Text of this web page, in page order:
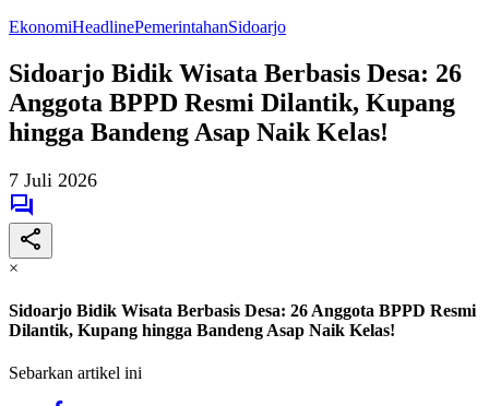
EkonomiHeadlinePemerintahanSidoarjo
Sidoarjo Bidik Wisata Berbasis Desa: 26
Anggota BPPD Resmi Dilantik, Kupang
hingga Bandeng Asap Naik Kelas!
7 Juli 2026
×
Sidoarjo Bidik Wisata Berbasis Desa: 26 Anggota BPPD Resmi
Dilantik, Kupang hingga Bandeng Asap Naik Kelas!
Sebarkan artikel ini